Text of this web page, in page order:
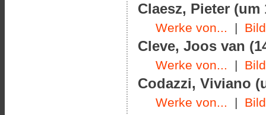
Claesz, Pieter (um
Werke von... |
Cleve, Joos van
Werke von... |
Codazzi, Viviano
Werke von... |